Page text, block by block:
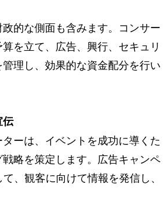
的な側面も含みます。コンサー
を立て、広告、興行、セキュリ
理し、効果的な資金配分を行い
伝
ーは、イベントを成功に導くた
略を策定します。広告キャンペ
、観客に向けて情報を発信し、